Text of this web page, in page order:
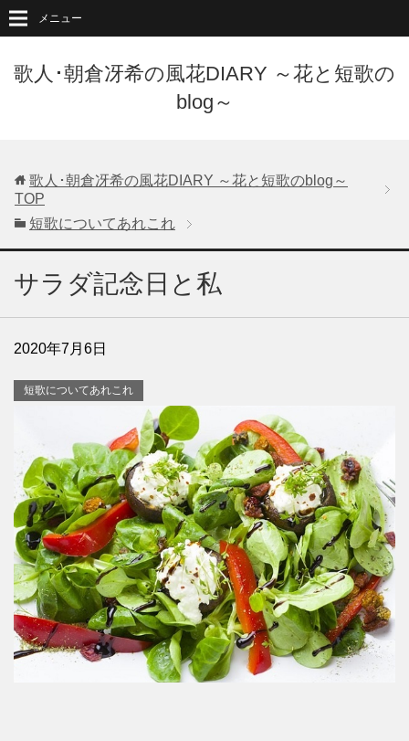
歌人･朝倉冴希の風花DIARY ～花と短歌の
blog～
メニュー
歌人･朝倉冴希の風花DIARY ～花と短歌のblog～
TOP
短歌についてあれこれ
サラダ記念日と私
2020年7月6日
短歌についてあれこれ